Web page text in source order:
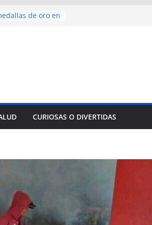
Ávila
de oro en
2026
a
y
comercio
tradicional:CURIOSAS O DIVERTIDAS